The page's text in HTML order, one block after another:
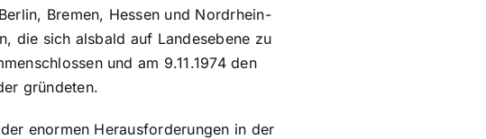
Bremen, Hessen und Nordrhein-
die sich alsbald auf Lan­des­ebe­ne zu
und am 9.11.1974 den
gründeten.
enormen Her­aus­for­de­run­gen in der